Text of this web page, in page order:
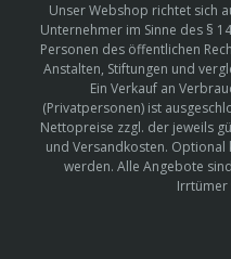
Unser Webshop richtet sich
Unternehmer im Sinne des §
Personen des öffentlichen
Anstalten, Stiftungen und
Ein Verkauf an
(Privatpersonen) ist
Nettopreise zzgl. der jeweils
und Versandkosten.
werden. Alle Angebote
Irrtümer